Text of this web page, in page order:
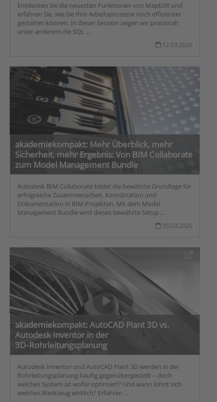
Entdecken Sie die neuesten Funktionen von MapEdit und
erfahren Sie, wie Sie Ihre Arbeitsprozesse noch effizienter
gestalten können. In dieser Session zeigen wir praxisnah
unter anderem die SQL ...
12.03.2026
akademiekompakt: Mehr Überblick, mehr
Sicherheit, mehr Ergebnis: Von BIM Collaborate
zum Model Management Bundle
Autodesk BIM Collaborate bildet die bewährte Grundlage für
erfolgreiche Zusammenarbeit, Koordination und
Dokumentation in BIM-Projekten. Mit dem Model
Management Bundle wird dieses bewährte Setup ...
05.03.2026
akademiekompakt: AutoCAD Plant 3D vs.
Autodesk Inventor in der
3D‑Rohrleitungsplanung
Autodesk Inventor und AutoCAD Plant 3D werden in der
Rohrleitungsplanung häufig gegenübergestellt – doch
welches System ist wofür optimiert? Und wann lohnt sich
welches Werkzeug wirklich? Erfahren ...